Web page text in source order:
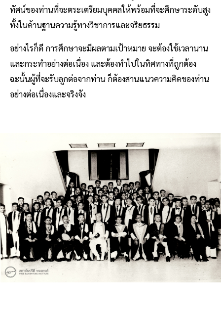
ทัศน์ของท่านที่จะตระเตรียมบุคคลให้พร้อมที่จะศึกษาระดับสูง
ทั้งในด้านฐานความรู้ทางวิชาการและจริยธรรม
อย่างไรก็ดี การศึกษาจะมีผลตามเป้าหมาย จะต้องใช้เวลานาน
และกระทําอย่างต่อเนื่อง และต้องทําไปในทิศทางที่ถูกต้อง
ฉะนั้นผู้ที่จะรับลูกต่อจากท่าน ก็ต้องสานแนวความคิดของท่าน
อย่างต่อเนื่องและจริงจัง